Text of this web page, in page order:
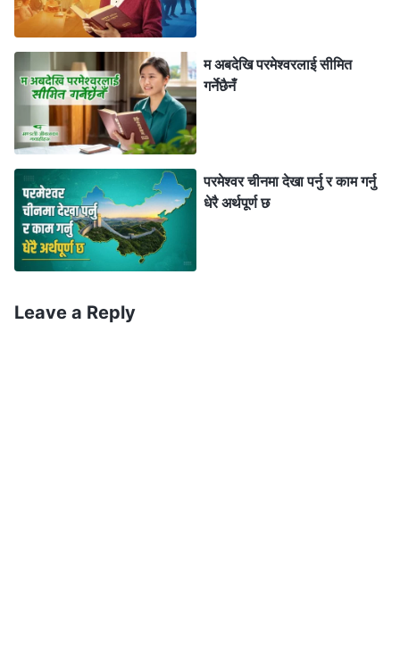
सत्यता स्वीकार गर्ने व्यक्तिहरू हुनुपर्छ। सायद, सत्यताको मार्ग सुनेर र
निश्‍चयता र बाइबलअनुरूप छ, त्यसकारण तैँले यी वचनहरूको
१०,००० औँ खण्डभित्र निरन्तर खोजी गरिरहनुपर्छ भन्‍ने तेरो विश्‍वास
छ। अझै पनि म तँलाई नम्र हुन, धेरै आत्मविश्‍वासी नहुन र आफैलाई
अति उच्‍च नपार्न सल्लाह दिन्छु। तेरो हृदयमा यति थोरै आदर हुँदा पनि
तैँले ठूलो ज्योति प्राप्‍त गर्नेछस्। यदि तैँले यी वचनहरूलाई
सावधानीपूर्वक जाँच्छस् र पटकपटक मनन गर्छस् भने, तिनीहरू सत्य
हुन् वा होइनन्, र तिनीहरू जीवन हुन् वा होइनन् भनी तैँले बुझ्नेछस्
(वचन, खण्ड १। परमेश्‍वरको देखापराइ र काम। तैँले येशूको आत्मिक
शरीरलाई देख्दासम्ममा, परमेश्‍वरले स्वर्ग र पृथ्वीलाई नयाँ बनाइसक्‍नुभएको
म अबदेखि परमेश्‍वरलाई सीमित
गर्नेछैनँ
परमेश्‍वर चीनमा देखा पर्नु र काम गर्नु
धेरै अर्थपूर्ण छ
Leave a Reply